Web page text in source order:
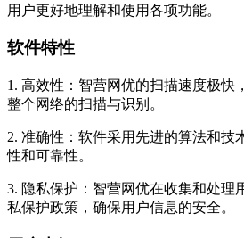
4. 丰富的教程与帮助：软件内置丰富
1. 高效性：智营网优的扫描速度极快
2. 准确性：软件采用先进的算法和技
3. 隐私保护：智营网优在收集和处理